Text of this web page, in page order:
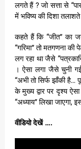
लगते हैं ? जो सत्ता से
में भविष्य की दिशा
कहते हैं कि “जीत” का
“गरिमा” तो मतगणना की
लग रहा था जैसे
। ऐसा लगा जैसे चुनी गई
“अभी तो सिर्फ झाँकी है…
के मुख्य द्वार पर दृश्य
“अध्याय” लिखा जाएगा,
वीडियो देखें ….